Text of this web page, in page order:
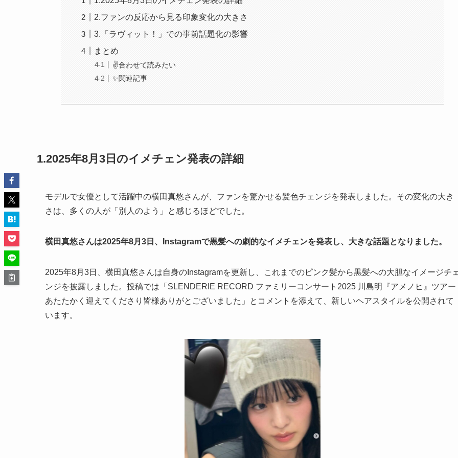
2.ファンの反応から見る印象変化の大きさ
3.「ラヴィット！」での事前話題化の影響
まとめ
✌️合わせて読みたい
✨関連記事
1.2025年8月3日のイメチェン発表の詳細
モデルで女優として活躍中の横田真悠さんが、ファンを驚かせる髪色チェンジを発表しました。その変化の大き
さは、多くの人が「別人のよう」と感じるほどでした。
横田真悠さんは2025年8月3日、Instagramで黒髪への劇的なイメチェンを発表し、大きな話題となりました。
2025年8月3日、横田真悠さんは自身のInstagramを更新し、これまでのピンク髪から黒髪への大胆なイメージチ
ンジを披露しました。投稿では「SLENDERIE RECORD ファミリーコンサート2025 川島明『アメノヒ』ツアー
あたたかく迎えてくださり皆様ありがとございました」とコメントを添えて、新しいヘアスタイルを公開されて
います。